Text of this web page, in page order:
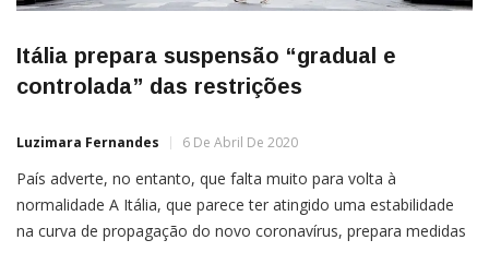
Itália prepara suspensão “gradual e
controlada” das restrições
Luzimara Fernandes 6 De Abril De 2020
País adverte, no entanto, que falta muito para volta à
normalidade A Itália, que parece ter atingido uma estabilidade
na curva de propagação do novo coronavírus, prepara medidas